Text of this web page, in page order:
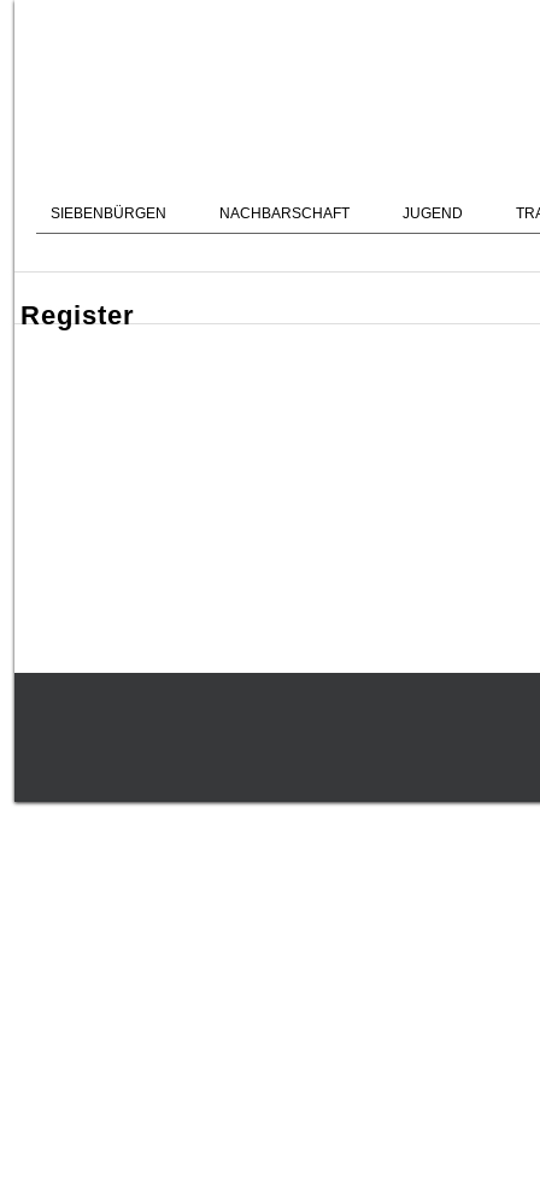
SIEBENBÜRGEN NACHBARSCHAFT JUGEND
Register